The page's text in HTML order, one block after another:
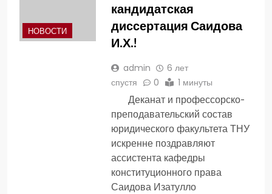
НОВОСТИ
кандидатская
диссертация Саидова
И.Х.!
admin
6 лет
спустя
0 1 минуты
Деканат и профессорско-
преподавательский состав
юридического факультета ТНУ
искренне поздравляют
ассистента кафедры
конституционного права
Саидова Изатулло